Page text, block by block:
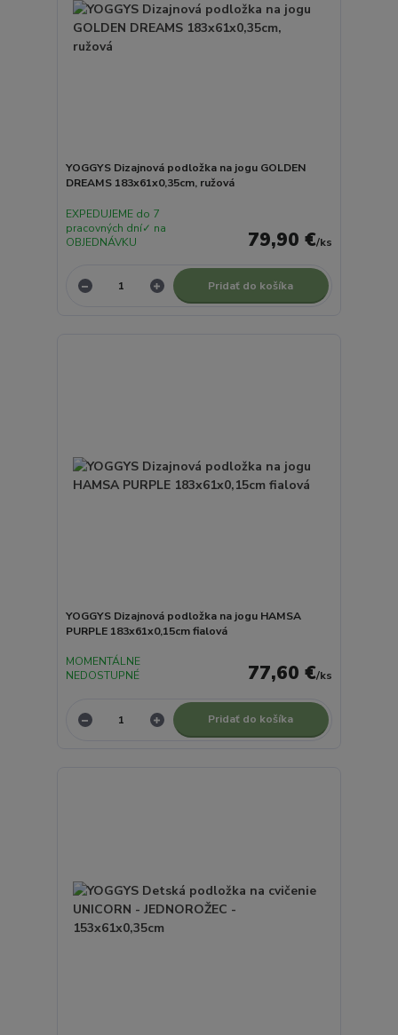
YOGGYS Dizajnová podložka na jogu GOLDEN
DREAMS 183x61x0,35cm, ružová
79,90 €/ks
EXPEDUJEME do 7
pracovných dní✓ na
OBJEDNÁVKU
Pridať do košíka
YOGGYS Dizajnová podložka na jogu HAMSA
PURPLE 183x61x0,15cm fialová
77,60 €/ks
MOMENTÁLNE
NEDOSTUPNÉ
Pridať do košíka